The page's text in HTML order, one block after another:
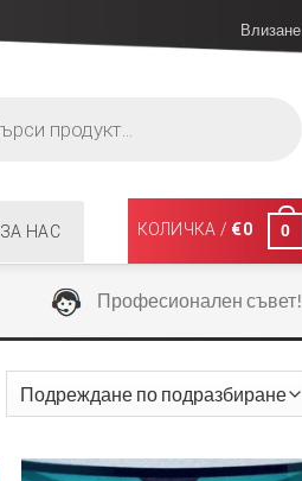
Влизане
ЗА НАС КОЛИЧКА / €0 0
Професионален съвет!